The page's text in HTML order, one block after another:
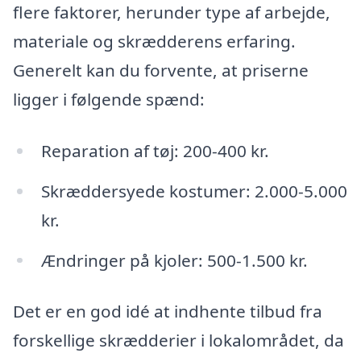
flere faktorer, herunder type af arbejde,
materiale og skrædderens erfaring.
Generelt kan du forvente, at priserne
ligger i følgende spænd:
Reparation af tøj: 200-400 kr.
Skræddersyede kostumer: 2.000-5.000
kr.
Ændringer på kjoler: 500-1.500 kr.
Det er en god idé at indhente tilbud fra
forskellige skrædderier i lokalområdet, da